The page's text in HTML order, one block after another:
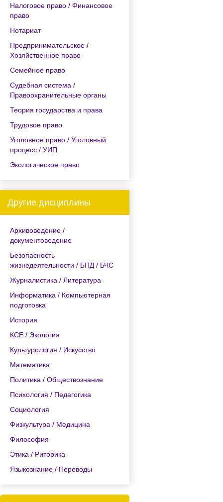
Налоговое право / Финансовое
право
Нотариат
Предпринимательское /
Хозяйственное право
Семейное право
Судебная система /
Правоохранительные органы
Теория государства и права
Трудовое право
Уголовное право / Уголовный
процесс / УИП
Экологическое право
Другие дисциплины
Архивоведение /
документоведение
Безопасность
жизнедеятельности / БПД / БЧС
Журналистика / Литература
Информатика / Компьютерная
подготовка
История
КСЕ / Экология
Культурология / Искусство
Математика
Политика / Обществознание
Психология / Педагогика
Социология
Физкультура / Медицина
Философия
Этика / Риторика
Языкознание / Переводы